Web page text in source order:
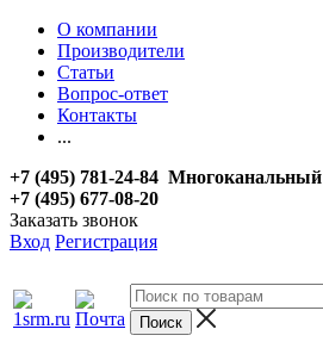
О компании
Производители
Статьи
Вопрос-ответ
Контакты
...
+7 (495) 781-24-84 Многоканальный
+7 (495) 677-08-20
Заказать звонок
Вход Регистрация